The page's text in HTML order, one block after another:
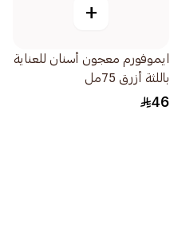
+
ايموفورم معجون أسنان للعناية
باللثة أزرق 75مل
46